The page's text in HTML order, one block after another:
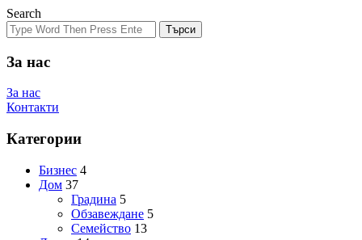
Search
Търси
За нас
За нас
Контакти
Категории
Бизнес 4
Дом 37
Градина 5
Обзавеждане 5
Семейство 13